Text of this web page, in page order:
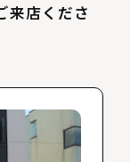
来店くださ